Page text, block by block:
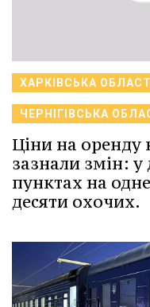
ХАРКІВСЬКА
ЧЕРНІГІВСЬКА
Ціни на оренду
зазнали змін:
пунктах на
десяти охочих.